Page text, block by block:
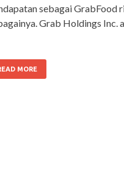
sebagai GrabFood
Grab Holdings Inc.
MORE